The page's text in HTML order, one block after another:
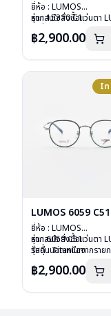
ยี่ห้อ : LUMOS
รุ่น : 15310 C1
เลนส์ : Demo Lens
น้ำหนัก : 16 กรัม
อุปกรณ์ : กล่องแว่น , ผ้
หากสนใจสั่งชื้อแว่นตา
ลงไว้กรุณาติดต่อเราค
฿2,900.00
In
LUMOS 6059 C51
ยี่ห้อ : LUMOS
รุ่น : 6059 C51
วัสดุ : Titanium
บานพับ : ไม่มีสปริง
อุปกรณ์ : กล่องแว่น , ผ้
หากสนใจสั่งชื้อแว่นตา
รุ่นอื่นนอกเหนือจากราย
฿2,900.00